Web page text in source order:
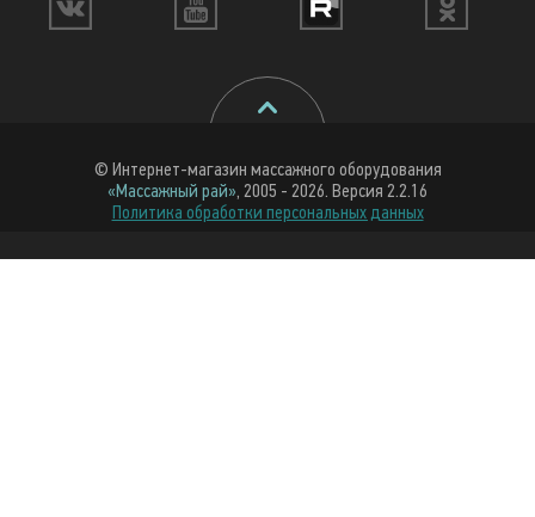
© Интернет-магазин массажного оборудования
«Массажный рай», 2005 - 2026. Версия 2.2.16
Политика обработки персональных данных